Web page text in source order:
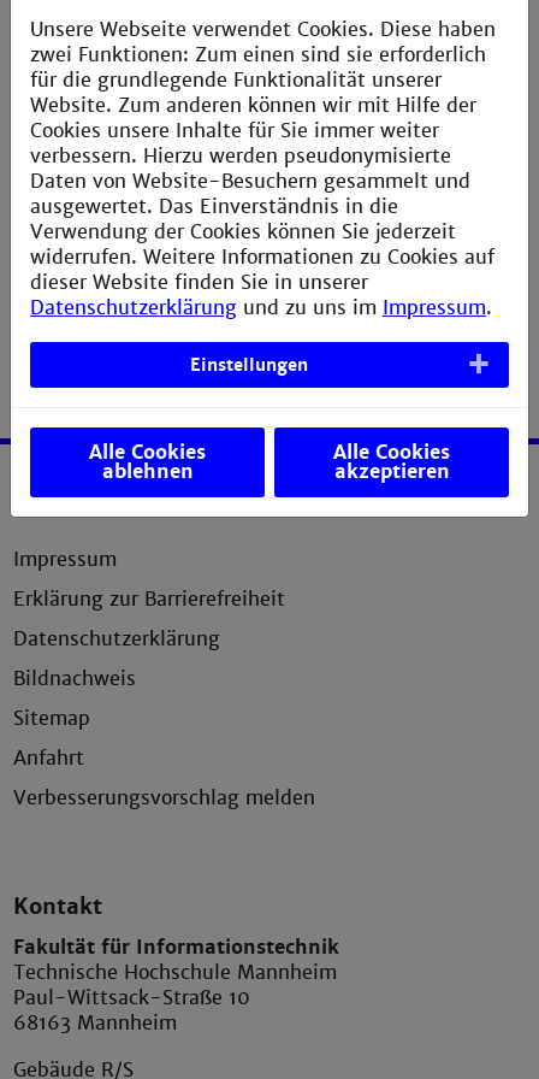
|| Mehr Infos
Service
Impressum
Erklärung zur Barrierefreiheit
Datenschutzerklärung
Bildnachweis
Sitemap
Anfahrt
Verbesserungsvorschlag melden
Kontakt
Fakultät für Informationstechnik
Technische Hochschule Mannheim
Paul-Wittsack-Straße 10
68163 Mannheim
Gebäude R/S
Unsere Webseite verwendet Cookies. Diese haben
zwei Funktionen: Zum einen sind sie erforderlich
für die grundlegende Funktionalität unserer
Website. Zum anderen können wir mit Hilfe der
Cookies unsere Inhalte für Sie immer weiter
verbessern. Hierzu werden pseudonymisierte
Daten von Website-Besuchern gesammelt und
ausgewertet. Das Einverständnis in die
Verwendung der Cookies können Sie jederzeit
widerrufen. Weitere Informationen zu Cookies auf
dieser Website finden Sie in unserer
Datenschutzerklärung und zu uns im Impressum.
Einstellungen
Alle Cookies
ablehnen
Alle Cookies
akzeptieren